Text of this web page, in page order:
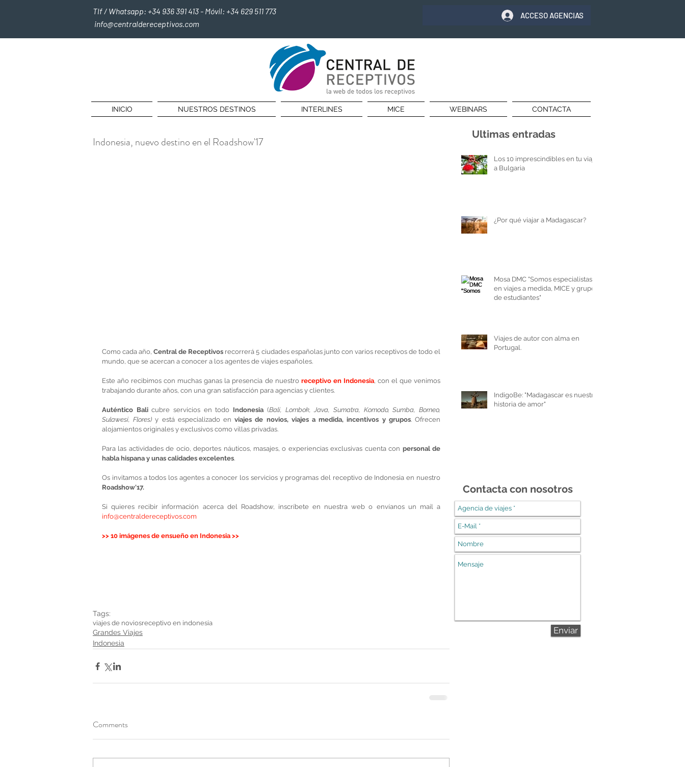
Tlf / Whatsapp: +34 936 391 413 - Móvil: +34 629 511 773
info@centraldereceptivos.com
ACCESO AGENCIAS
INICIO NUESTROS DESTINOS INTERLINES MICE WEBINARS CONTACTA
Indonesia, nuevo destino en el Roadshow'17
Como cada año, Central de Receptivos recorrerá 5 ciudades españolas junto con varios receptivos de todo el
mundo, que se acercan a conocer a los agentes de viajes españoles.
Este año recibimos con muchas ganas la presencia de nuestro receptivo en Indonesia, con el que venimos
trabajando durante años, con una gran satisfacción para agencias y clientes.
Auténtico Bali cubre servicios en todo Indonesia (Bali, Lombok, Java, Sumatra, Komodo, Sumba, Borneo,
Sulawesi, Flores) y está especializado en viajes de novios, viajes a medida, incentivos y grupos. Ofrecen
alojamientos originales y exclusivos como villas privadas.
Para las actividades de ocio, deportes náuticos, masajes, o experiencias exclusivas cuenta con personal de
habla hispana y unas calidades excelentes.
Roadshow'17.
info@centraldereceptivos.com
>> 10 imágenes de ensueño en Indonesia >>
Tags:
viajes de noviosreceptivo en indonesia
Grandes Viajes
Indonesia
Comments
Ultimas entradas
Los 10 imprescindibles en tu viaje
a Bulgaria
¿Por qué viajar a Madagascar?
Mosa DMC "Somos especialistas
en viajes a medida, MICE y grupos
de estudiantes"
Viajes de autor con alma en
Portugal.
IndigoBe: "Madagascar es nuestra
historia de amor"
Contacta con nosotros
Enviar